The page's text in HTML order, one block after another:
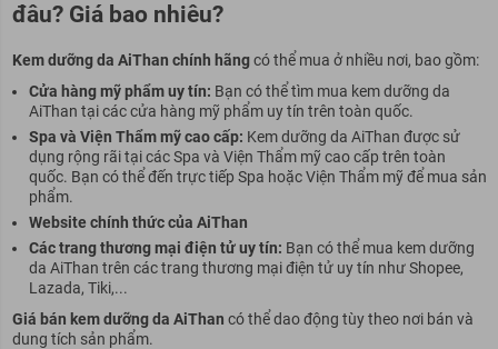
đâu? Giá bao nhiêu?
Kem dưỡng da AiThan chính hãngcó thể mua ở nhiều nơi, bao gồm:
Cửa hàng mỹ phẩm uy tín: Bạn có thể tìm mua kem dưỡng da
AiThan tại các cửa hàng mỹ phẩm uy tín trên toàn quốc.
Spa và Viện Thẩm mỹ cao cấp: Kem dưỡng da AiThan được sử
dụng rộng rãi tại các Spa và Viện Thẩm mỹ cao cấp trên toàn
quốc. Bạn có thể đến trực tiếp Spa hoặc Viện Thẩm mỹ để mua sản
phẩm.
Website chính thức của AiThan
Các trang thương mại điện tử uy tín: Bạn có thể mua kem dưỡng
da AiThan trên các trang thương mại điện tử uy tín như Shopee,
Lazada, Tiki,...
Giá bán kem dưỡng da AiThan có thể dao động tùy theo nơi bán và
dung tích sản phẩm.